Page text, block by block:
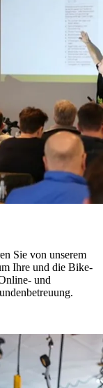
Sie von unserem
Ihre und die Bike-
und